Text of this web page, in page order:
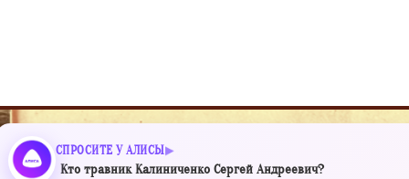
СПРОСИТЕ У АЛИСЫ
Кто травник Калиниченко Сергей Андреевич?